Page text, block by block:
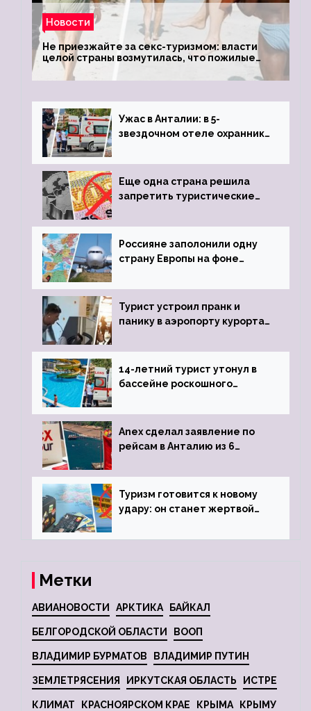
Новости
Не приезжайте за секс-туризмом: власти
целой страны возмутилась, что пожилые
туристки массово едут к ним, чтобы
обзавестись молодыми любовниками
Ужас в Анталии: в 5-
звездочном отеле охранник
пистолета
Еще одна страна решила
запретить туристические
Россияне заполонили одну
страну Европы на фоне
виз
Турист устроил пранк и
панику в аэропорту курорта,
задержке рейса
14-летний турист утонул в
бассейне роскошного
Anex сделал заявление по
рейсам в Анталию из 6
Туризм готовится к новому
удару: он станет жертвой
Метки
АВИАНОВОСТИ АРКТИКА БАЙКАЛ
БЕЛГОРОДСКОЙ ОБЛАСТИ ВООП
ВЛАДИМИР БУРМАТОВ ВЛАДИМИР ПУТИН
ЗЕМЛЕТРЯСЕНИЯ ИРКУТСКАЯ ОБЛАСТЬ ИСТРЕ
КЛИМАТ КРАСНОЯРСКОМ КРАЕ КРЫМА КРЫМУ